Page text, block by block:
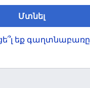
Մտնել
եք գաղտնաբառը